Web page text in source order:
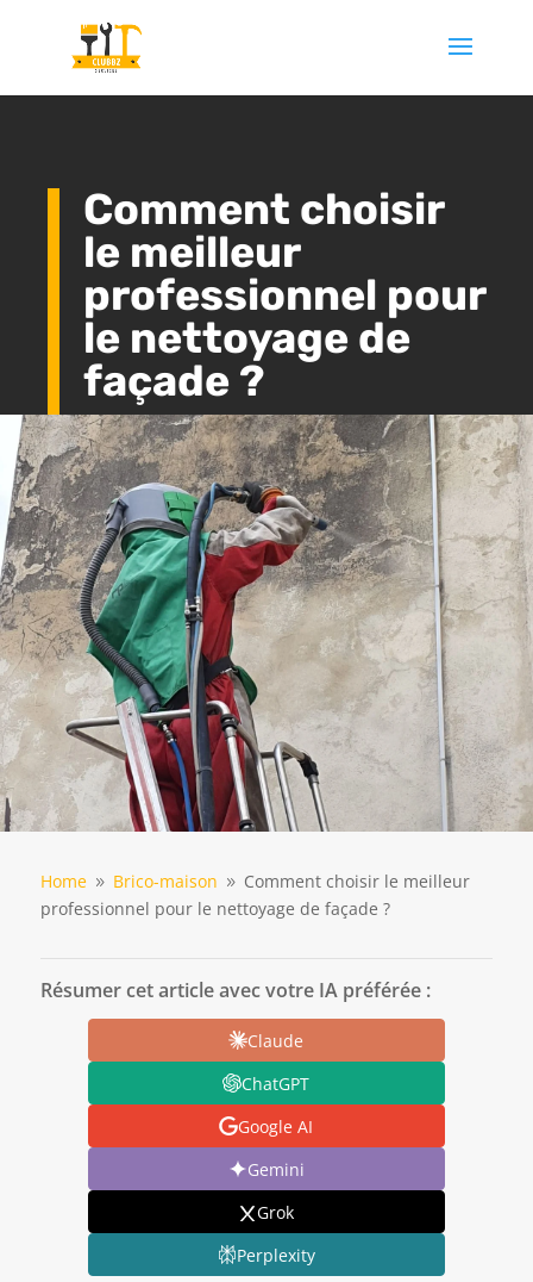
Comment choisir
le meilleur
professionnel pour
le nettoyage de
façade ?
Home 9 Brico-maison 9 Comment choisir le meilleur
professionnel pour le nettoyage de façade ?
Résumer cet article avec votre IA préférée :
Claude
ChatGPT
Google AI
Gemini
Grok
Perplexity